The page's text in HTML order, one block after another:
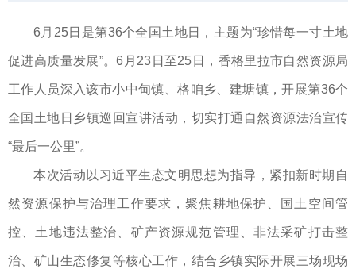
6月25日是第36个全国土地日，主题为“珍惜每一寸土地
促进高质量发展”。6月23日至25日，香格里拉市自然资源局
工作人员深入该市小中甸镇、格咱乡、建塘镇，开展第36个
全国土地日乡镇巡回宣讲活动，切实打通自然资源法治宣传
“最后一公里”。
本次活动以习近平生态文明思想为指导，紧扣新时期自
然资源保护与治理工作要求，聚焦耕地保护、国土空间管
控、土地违法整治、矿产资源规范管理、非法采矿打击整
治、矿山生态修复等核心工作，结合乡镇实际开展三场现场